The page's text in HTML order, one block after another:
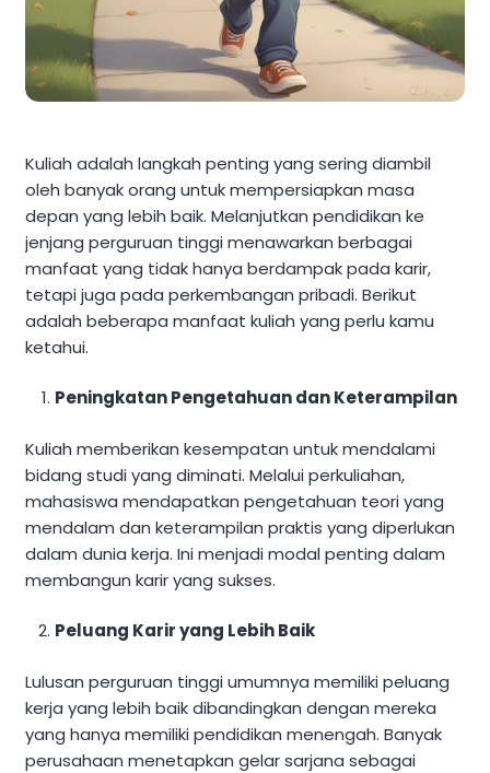
Kuliah adalah langkah penting yang sering diambil
oleh banyak orang untuk mempersiapkan masa
depan yang lebih baik. Melanjutkan pendidikan ke
jenjang perguruan tinggi menawarkan berbagai
manfaat yang tidak hanya berdampak pada karir,
tetapi juga pada perkembangan pribadi. Berikut
adalah beberapa manfaat kuliah yang perlu kamu
ketahui.
Peningkatan Pengetahuan dan Keterampilan
Kuliah memberikan kesempatan untuk mendalami
bidang studi yang diminati. Melalui perkuliahan,
mahasiswa mendapatkan pengetahuan teori yang
mendalam dan keterampilan praktis yang diperlukan
dalam dunia kerja. Ini menjadi modal penting dalam
membangun karir yang sukses.
Peluang Karir yang Lebih Baik
Lulusan perguruan tinggi umumnya memiliki peluang
kerja yang lebih baik dibandingkan dengan mereka
yang hanya memiliki pendidikan menengah. Banyak
perusahaan menetapkan gelar sarjana sebagai